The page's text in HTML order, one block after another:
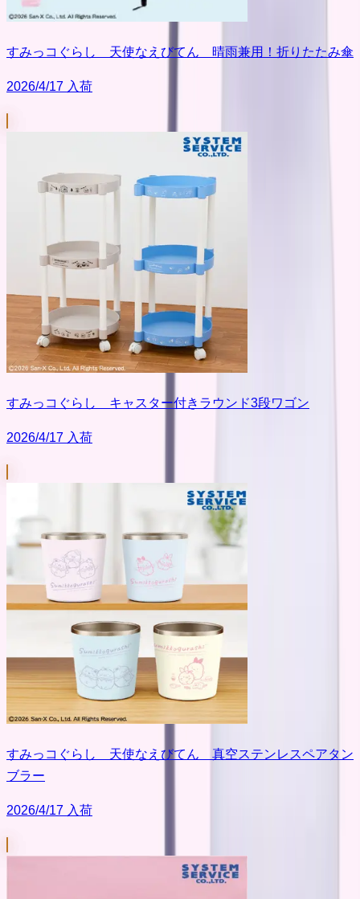
すみっコぐらし 天使なえびてん 晴雨兼用！折りたたみ傘
2026/4/17 入荷
すみっコぐらし キャスター付きラウンド3段ワゴン
2026/4/17 入荷
すみっコぐらし 天使なえびてん 真空ステンレスペアタン
ブラー
2026/4/17 入荷